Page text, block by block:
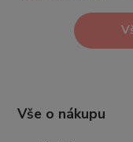
Vše o nákupu